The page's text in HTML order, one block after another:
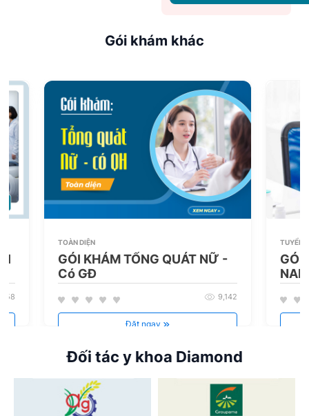
Gói khám khác
TOÀN DIỆN
GÓI KHÁM TỔNG QUÁT NỮ -
Có GĐ
9,142
Đặt ngay
TUYỂN
GÓI
NAM
Đối tác y khoa Diamond